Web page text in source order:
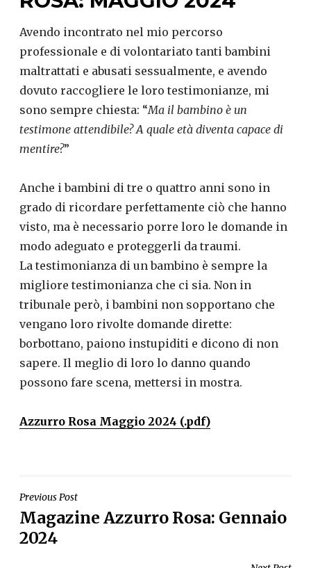
Avendo incontrato nel mio percorso
professionale e di volontariato tanti bambini
maltrattati e abusati sessualmente, e avendo
dovuto raccogliere le loro testimonianze, mi
sono sempre chiesta: “Ma il bambino è un
testimone attendibile? A quale età diventa capace di
mentire?”
Anche i bambini di tre o quattro anni sono in
grado di ricordare perfettamente ciò che hanno
visto, ma è necessario porre loro le domande in
modo adeguato e proteggerli da traumi.
La testimonianza di un bambino è sempre la
migliore testimonianza che ci sia. Non in
tribunale però, i bambini non sopportano che
vengano loro rivolte domande dirette:
borbottano, paiono instupiditi e dicono di non
sapere. Il meglio di loro lo danno quando
possono fare scena, mettersi in mostra.
Azzurro Rosa Maggio 2024 (.pdf)
NAVIGAZIONE
ARTICOLI
Previous Post
Magazine Azzurro Rosa: Gennaio
2024